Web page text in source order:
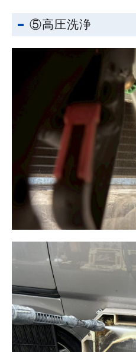
⑤高圧洗浄